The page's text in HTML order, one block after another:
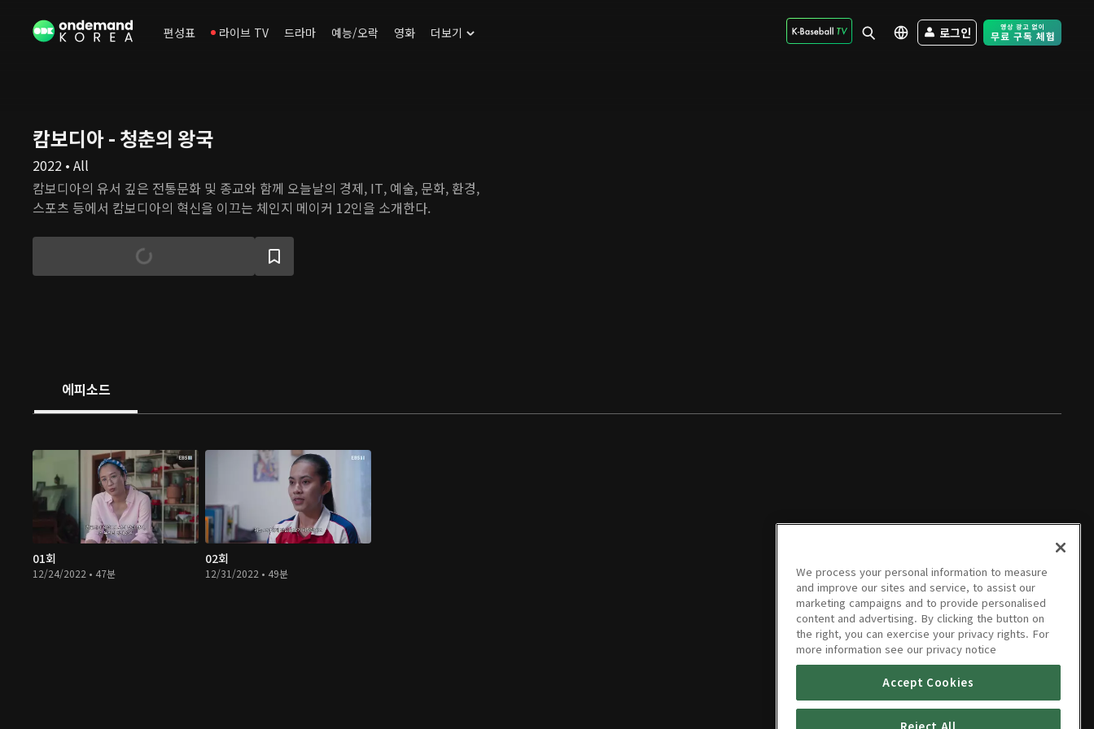
편성표 라이브 TV 드라마 예능/오락 영화 더보기 로그인 Free Trial -
캄보디아 - 청춘의 왕국
2022 • All
캄보디아의 유서 깊은 전통문화 및 종교와 함께 오늘날의 경제, IT, 예술, 문화, 환경,
스포츠 등에서 캄보디아의 혁신을 이끄는 체인지 메이커 12인을 소개한다.
에피소드
01회
12/24/2022 • 47분
02회
12/31/2022 • 49분
We process your personal information to measure
and improve our sites and service, to assist our
marketing campaigns and to provide personalised
content and advertising. By clicking the button on
the right, you can exercise your privacy rights. For
more information see our privacy notice
Accept Cookies